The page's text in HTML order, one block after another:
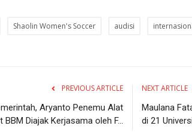
Shaolin Women's Soccer audisi
PREVIOUS ARTICLE
Aryanto Penemu Alat
BBM Diajak Kerjasama oleh F...
NEXT ARTICLE
Maulana
di 21